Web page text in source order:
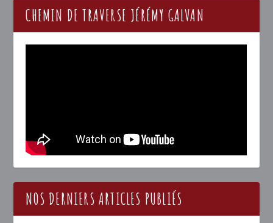
CHEMIN DE TRAVERSE JÉRÉMY GALVAN
NOS DERNIERS ARTICLES PUBLIÉS